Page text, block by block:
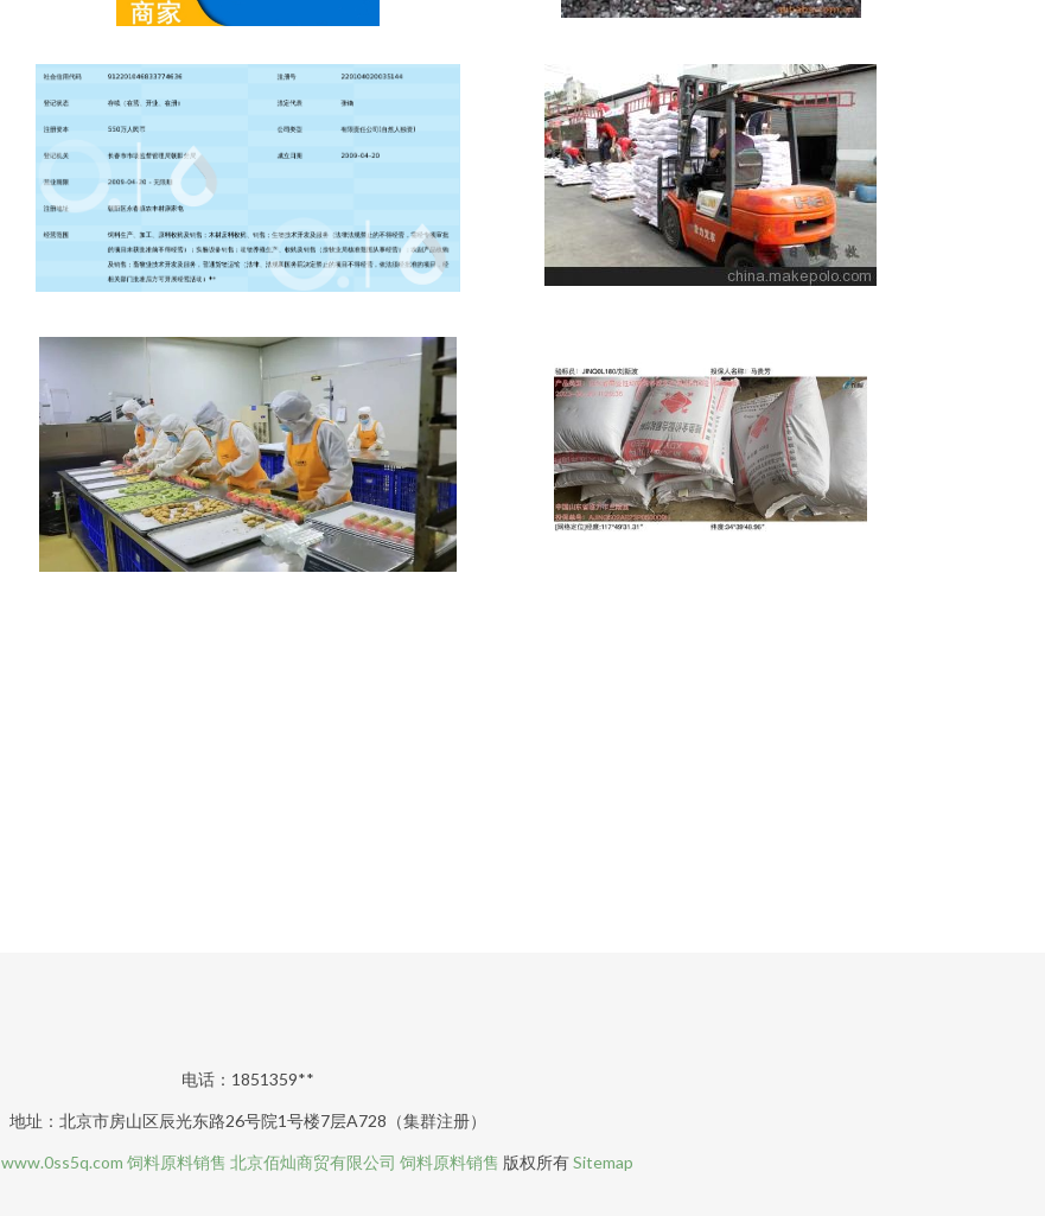
电话：1851359**
地址：北京市房山区辰光东路26号院1号楼7层A728（集群注册）
www.0ss5q.com 饲料原料销售 北京佰灿商贸有限公司 饲料原料销售 版权所有Sitemap